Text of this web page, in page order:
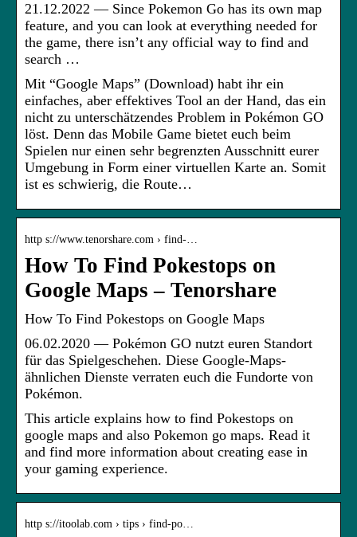
21.12.2022 — Since Pokemon Go has its own map
feature, and you can look at everything needed for
the game, there isn’t any official way to find and
search …
Mit “Google Maps” (Download) habt ihr ein
einfaches, aber effektives Tool an der Hand, das ein
nicht zu unterschätzendes Problem in Pokémon GO
löst. Denn das Mobile Game bietet euch beim
Spielen nur einen sehr begrenzten Ausschnitt eurer
Umgebung in Form einer virtuellen Karte an. Somit
ist es schwierig, die Route…
http s://www.tenorshare.com › find-…
How To Find Pokestops on
Google Maps – Tenorshare
How To Find Pokestops on Google Maps
06.02.2020 — Pokémon GO nutzt euren Standort
für das Spielgeschehen. Diese Google-Maps-
ähnlichen Dienste verraten euch die Fundorte von
Pokémon.
This article explains how to find Pokestops on
google maps and also Pokemon go maps. Read it
and find more information about creating ease in
your gaming experience.
http s://itoolab.com › tips › find-po…